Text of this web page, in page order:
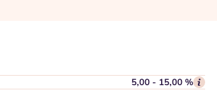
5,00 - 15,00 %